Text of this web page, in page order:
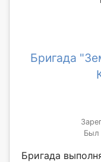
Бригада
Был
Бригада